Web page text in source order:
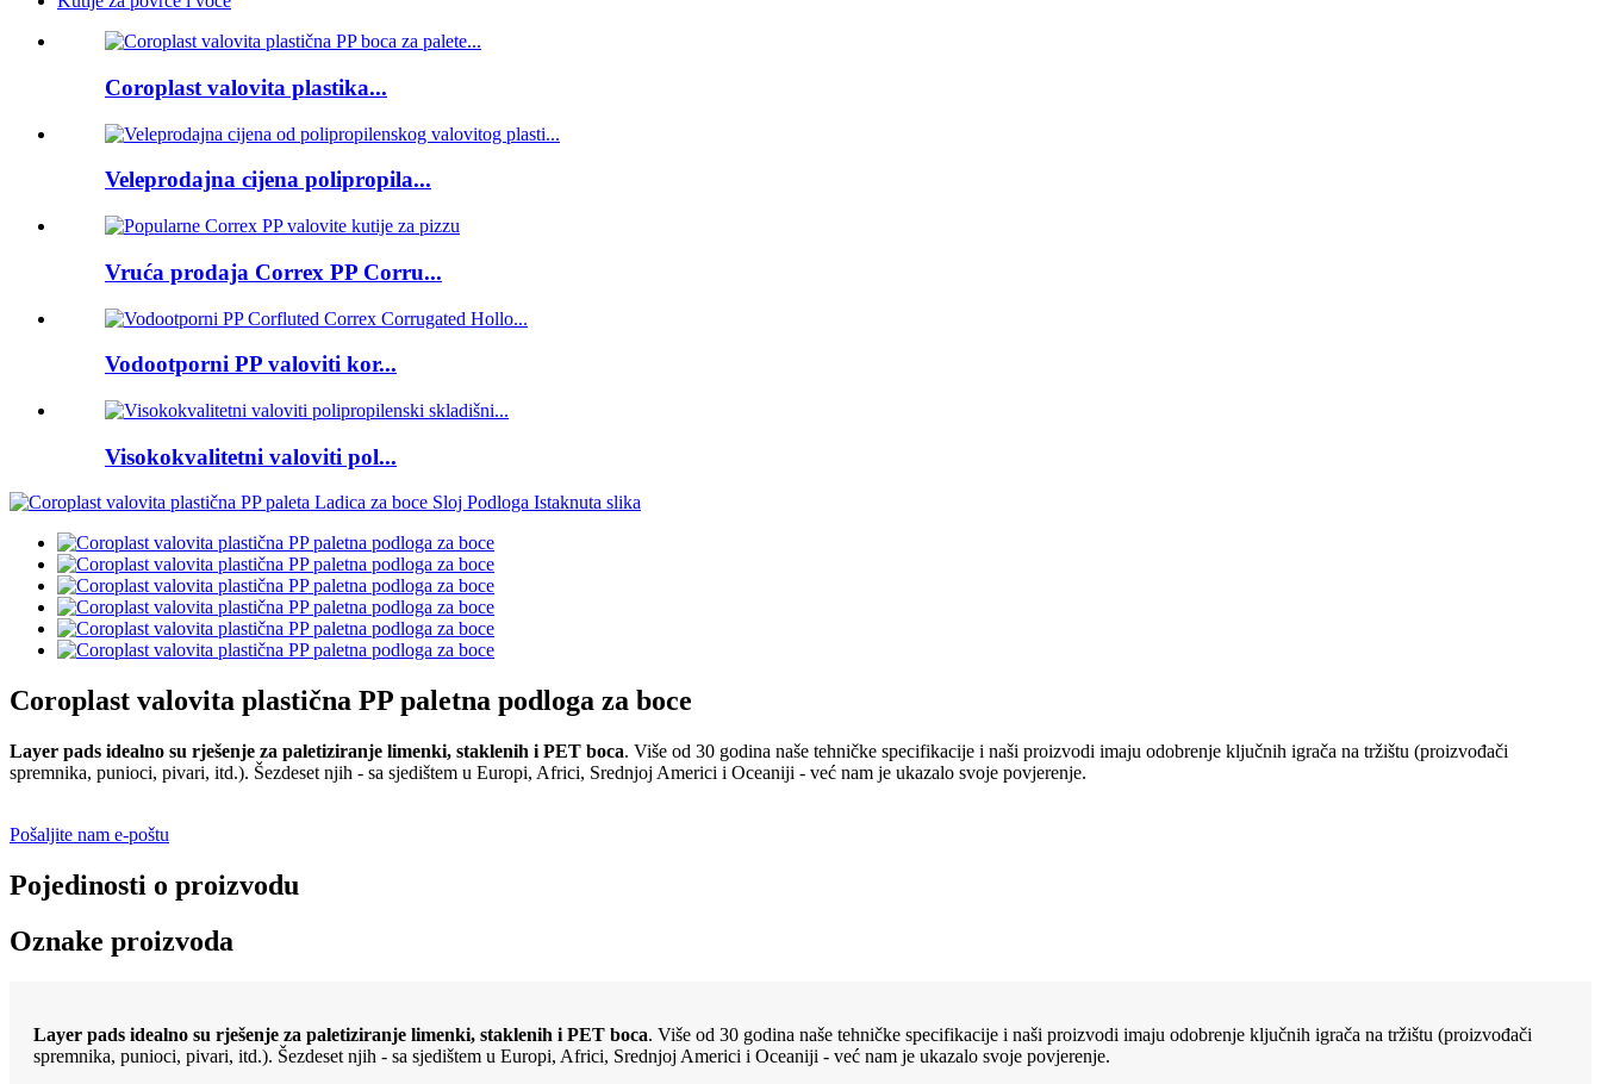
Coroplast valovita plastika...
Veleprodajna cijena polipropila...
Vruća prodaja Correx PP Corru...
Vodootporni PP valoviti kor...
Visokokvalitetni valoviti pol...
Coroplast valovita plastična PP paletna podloga za boce
Layer pads idealno su rješenje za paletiziranje limenki, staklenih i PET boca. Više od 30 godina naše tehničke specifikacije i naši proizvodi imaju odobrenje ključnih igrača na tržištu (proizvođači
spremnika, punioci, pivari, itd.). Šezdeset njih - sa sjedištem u Europi, Africi, Srednjoj Americi i Oceaniji - već nam je ukazalo svoje povjerenje.
Pošaljite nam e-poštu
Pojedinosti o proizvodu
Oznake proizvoda
Layer pads idealno su rješenje za paletiziranje limenki, staklenih i PET boca. Više od 30 godina naše tehničke specifikacije i naši proizvodi imaju odobrenje ključnih igrača na tržištu (proizvođači
spremnika, punioci, pivari, itd.). Šezdeset njih - sa sjedištem u Europi, Africi, Srednjoj Americi i Oceaniji - već nam je ukazalo svoje povjerenje.